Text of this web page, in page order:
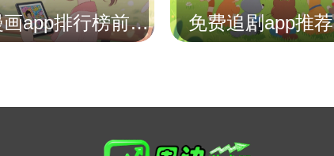
免费漫画app排行榜前十名 免费追剧app推荐